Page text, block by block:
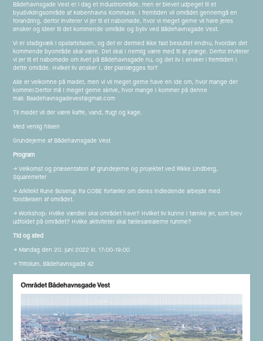
Bådehavnsgade Vest er i dag et industriområde, men er blevet udpeget til et
byudviklingsområde af Københavns Kommune. I fremtiden vil området gennemgå en
forandring, derfor inviterer vi jer til et nabomøde, hvor vi meget gerne vil høre jeres
ønsker og ideer til det kommende område og byliv ved Bådehavnsgade Vest.
Vi er stadigvæk i opstartsfasen, og det er dermed ikke fast besluttet endnu, hvordan det
kommende byområde skal være. Det skal I nemlig være med til at præge. Derfor inviterer
vi jer til et nabomøde om livet på Bådehavnsgade nu, og det liv I ønsker i fremtiden i
dette område. Hvilket liv ønsker I, der planlægges for?
Alle er velkomne på mødet, men vi vil meget gerne have en ide om, hvor mange der
kommer.Derfor må I meget gerne skrive, hvor mange I kommer på denne
mail: Baadehavnsgadevest@gmail.com
Til mødet vil der være kaffe, vand, frugt og kage.
Med venlig hilsen
Grundejerne af Bådehavnsgade Vest
Program
→ Velkomst og præsentation af grundejerne og projektet ved Rikke Lindberg,
Squaremeter
→ Arkitekt Rune Boserup fra COBE fortæller om deres indledende arbejde med
forståelsen af området.
→ Workshop: Hvilke værdier skal området have? Hvilket liv kunne I tænke jer, som blev
udfoldet på området? Hvilke aktiviteter skal fællesarealerne rumme?
Tid og sted
→ Mandag den 20. juni 2022 kl. 17:00-19:00
→ Trifolium, Bådehavnsgade 42